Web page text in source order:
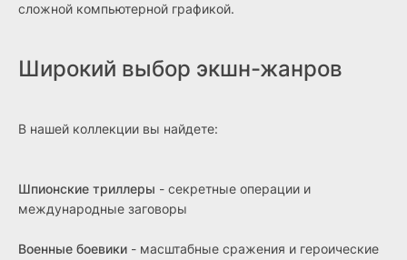
сложной компьютерной графикой.
Широкий выбор экшн-жанров
В нашей коллекции вы найдете:
Шпионские триллеры - секретные операции и
международные заговоры
Военные боевики - масштабные сражения и героические